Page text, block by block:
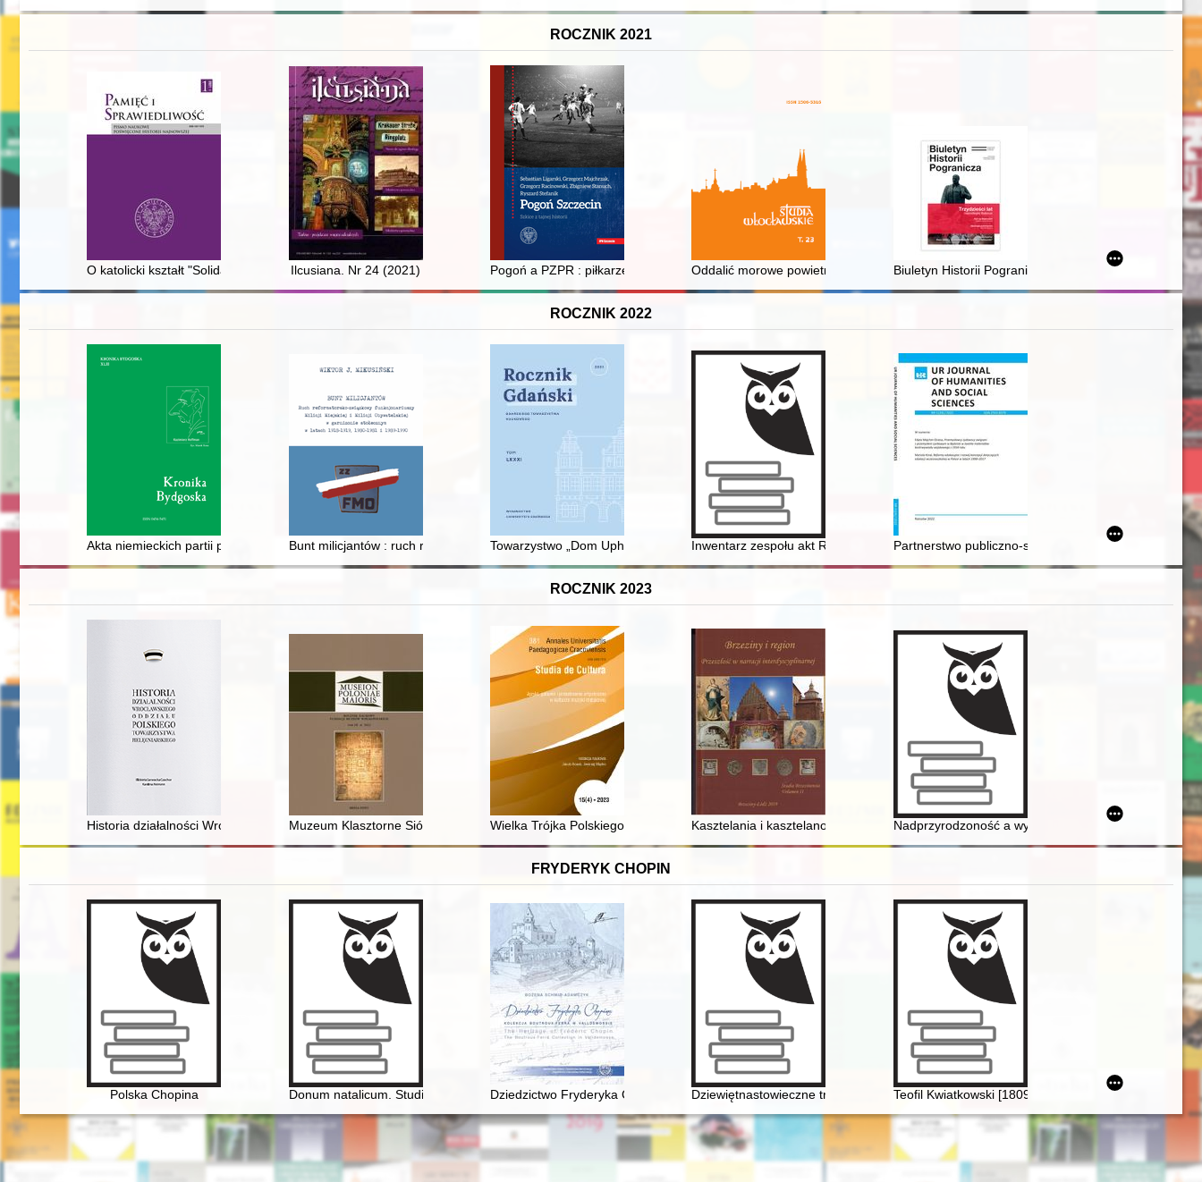
ROCZNIK 2021
O katolicki kształt "Solidarności". Cz. 1Ilcusiana. Nr 24 (2021) Pogoń a PZPR : piłkarze pod parasolem ochronnym partiiOddalić morowe powietrze : kazanie Waleriana Gutowskiego z czasu zarazy
Biuletyn Historii Pogranicza : pismo Oddziału
ROCZNIK 2022
Akta niemieckich partii politycznych, organizacji, związków i stowarzyszeń przechowywanych w Archiwum Państwowym w Bydgoszczy
Bunt milicjantów : ruch reformatorsko-związkowy funkcjonariuszy Milicji Miejskiej i Milicji Obywatelskiej w garnizonie stołecznym w latach 1918-1919, 1980-1981 i
Towarzystwo „Dom Uphagena” : zarys historii społecznej aktywnościInwentarz zespołu akt Ryszarda Stemplowskiego z lat z lat 1879-2021
Partnerstwo publiczno-społeczne : współpraca
ROCZNIK 2023
Historia działalności Wrocławskiego Oddziału Polskiego Towarzystwa Pielęgniarskiego
Muzeum Klasztorne Sióstr Boromeuszek im. s. Olimpii Konopki w Trzebnicy = S. Olimpia Konopka Monastery Museum of Sisters of Mercy of St. Borromeo in
Wielka Trójka Polskiego Metalu : TSA, Kat i Turbo w prasie muzycznej PRL
Kasztelania i kasztelanowie brzezińscy w XVI-XVII wiekuNadprzyrodzoność a wyzwolenie człowieka : wokół
FRYDERYK CHOPIN
Polska Chopina Donum natalicum. Studia Thaddaeo Przybylski octogenario dedicataDziedzictwo Fryderyka Chopina. Kolekcja Boutroux-Ferra w Valldemossie
Dziewiętnastowieczne transkrypcje utworów Fryderyka Chopina. Aspekty historyczne,
Teofil Kwiatkowski [1809-1891] i Chopin